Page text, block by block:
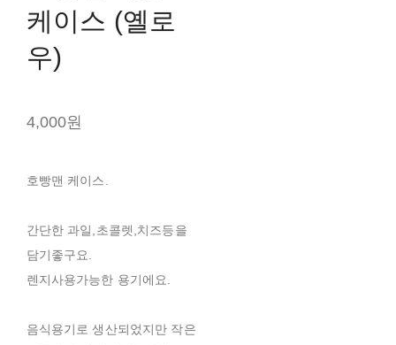
케이스 (옐로
우)
4,000원
호빵맨 케이스.
간단한 과일,초콜렛,치즈등을
담기좋구요.
렌지사용가능한 용기에요.
음식용기로 생산되었지만 작은